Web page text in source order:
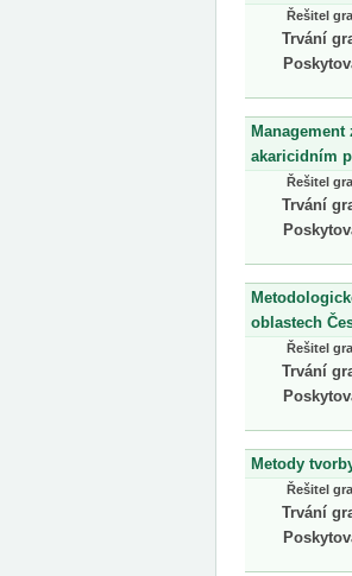
Řešitel
Trvání
akaricidním
Řešitel
Trvání
oblastech
Řešitel
Trvání
Metody
Řešitel
Trvání